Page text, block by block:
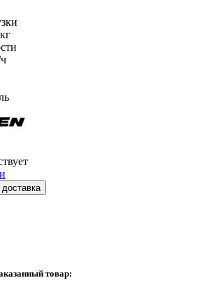
товар: